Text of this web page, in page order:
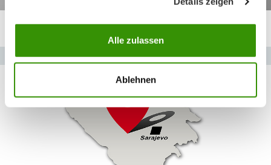
Alle zulassen
Ablehnen
AUSTROtimes - naš kompanijski časopis